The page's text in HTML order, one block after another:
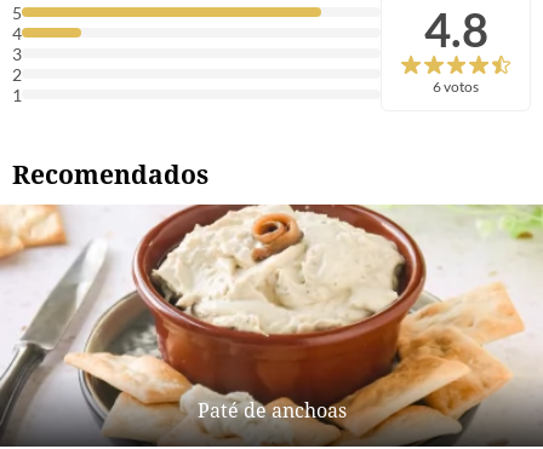
5
4
3
2
1
4.8
6 votos
Recomendados
Paté de anchoas